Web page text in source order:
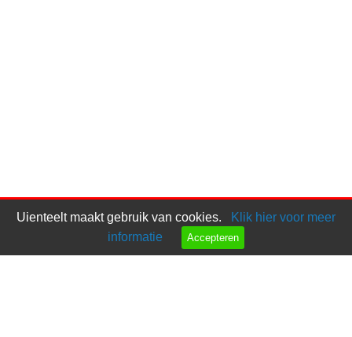
Uienteelt maakt gebruik van cookies.
Klik hier voor meer
informatie
Accepteren